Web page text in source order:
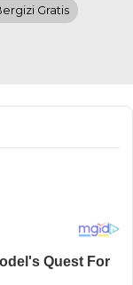
Gratis